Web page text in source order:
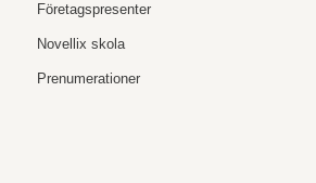
Företagspresenter
Novellix skola
Prenumerationer